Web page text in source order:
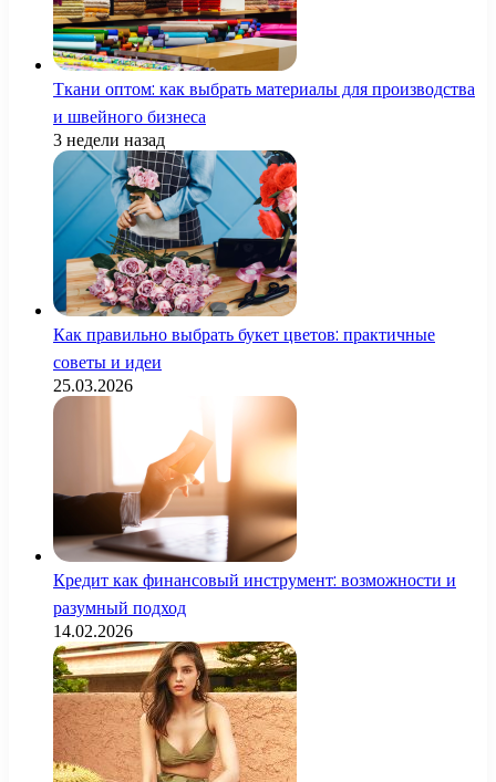
Ткани оптом: как выбрать материалы для производства
и швейного бизнеса
3 недели назад
Как правильно выбрать букет цветов: практичные
советы и идеи
25.03.2026
Кредит как финансовый инструмент: возможности и
разумный подход
14.02.2026